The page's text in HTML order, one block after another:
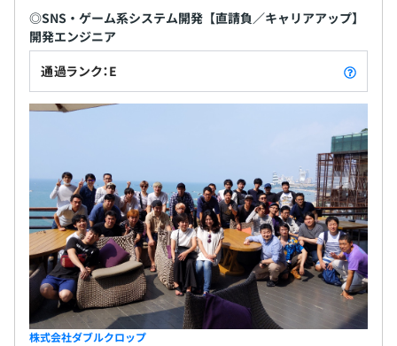
◎SNS・ゲーム系システム開発【直請負／キャリアアップ】
開発エンジニア
通過ランク：E
株式会社ダブルクロップ